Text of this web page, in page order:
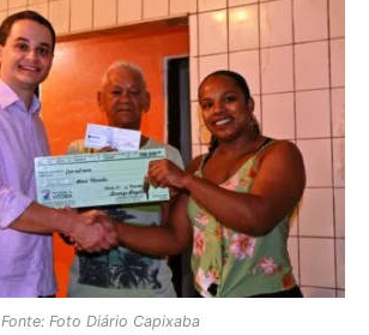
Fonte: Foto Diário Capixaba